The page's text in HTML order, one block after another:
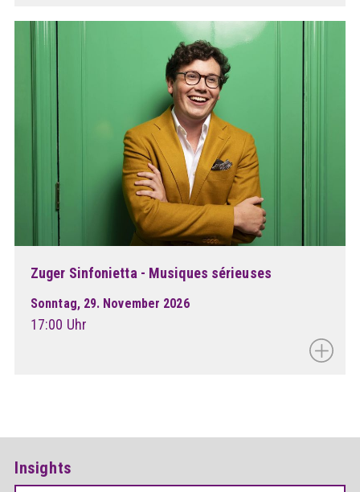
Zuger Sinfonietta - Musiques sérieuses
Sonntag, 29. November 2026
17:00 Uhr
Insights